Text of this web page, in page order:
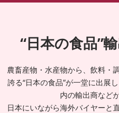
“日本の食品”
農畜産物・水産物から、飲料・
誇る“日本の食品”が一堂に出展
内の輸出商など
日本にいながら海外バイヤーと